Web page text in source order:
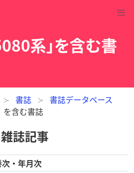
系」を含む書
書誌
書誌データベース
を含む書誌
誌記事
・年月次